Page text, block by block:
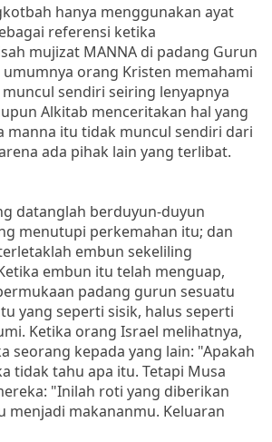
hanya menggunakan ayat
referensi ketika
mujizat MANNA di padang Gurun
umumnya orang Kristen memahami
sendiri seiring lenyapnya
Alkitab menceritakan hal yang
manna itu tidak muncul sendiri dari
ada pihak lain yang terlibat.
datanglah berduyun-duyun
menutupi perkemahan itu; dan
embun sekeliling
embun itu telah menguap,
padang gurun sesuatu
yang seperti sisik, halus seperti
Ketika orang Israel melihatnya,
seorang kepada yang lain: "Apakah
tidak tahu apa itu. Tetapi Musa
"Inilah roti yang diberikan
menjadi makananmu. Keluaran